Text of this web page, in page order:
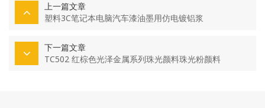
上一篇文章
塑料3C笔记本电脑汽车漆油墨用仿电镀铝浆
下一篇文章
TC502 红棕色光泽金属系列珠光颜料珠光粉颜料